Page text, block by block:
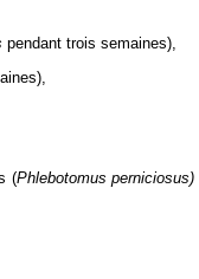
pendant trois semaines),
(Phlebotomus perniciosus)